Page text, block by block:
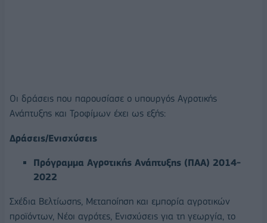
Οι δράσεις που παρουσίασε ο υπουργός Αγροτικής
Ανάπτυξης και Τροφίμων έχει ως εξής:
Δράσεις/Ενισχύσεις
Πρόγραμμα Αγροτικής Ανάπτυξης (ΠΑΑ) 2014-
2022
Σχέδια Βελτίωσης, Μεταποίηση και εμπορία αγροτικών
προϊόντων, Νέοι αγρότες, Ενισχύσεις για τη γεωργία, το